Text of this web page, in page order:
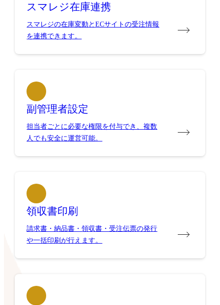
スマレジ在庫連携
スマレジの在庫変動とECサイトの受注情報
を連携できます。
副管理者設定
担当者ごとに必要な権限を付与でき、複数
人でも安全に運営可能。
領収書印刷
請求書・納品書・領収書・受注伝票の発行
や一括印刷が行えます。